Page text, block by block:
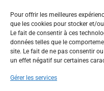
Pour offrir les meilleures
que les cookies pour stocker et/
Le fait de consentir à ces
données telles que le
site. Le fait de ne pas consentir
un effet négatif sur certaines
Gérer les services